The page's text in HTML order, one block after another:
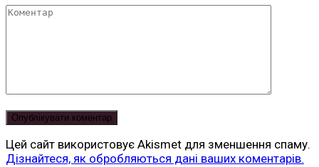
Коментар
Цей сайт використовує Akismet для зменшення спаму.
Дізнайтеся, як обробляються дані ваших коментарів.